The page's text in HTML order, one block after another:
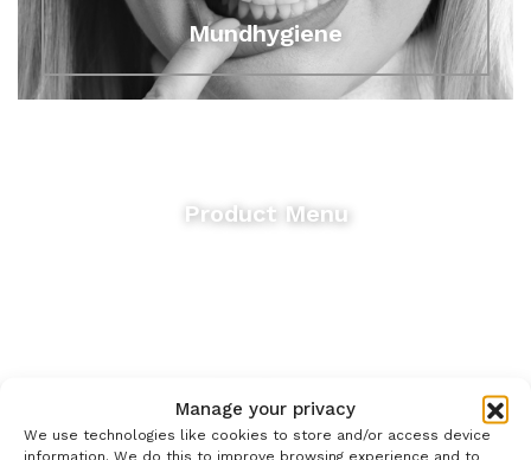
Manage your privacy
We use technologies like cookies to store and/or access device
information. We do this to improve browsing experience and to
Mundhygiene
Product Menu